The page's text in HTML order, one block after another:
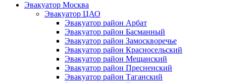
Эвакуатор Москва
Эвакуатор ЦАО
Эвакуатор район Арбат
Эвакуатор район Басманный
Эвакуатор район Замоскворечье
Эвакуатор район Красносельский
Эвакуатор район Мещанский
Эвакуатор район Пресненский
Эвакуатор район Таганский